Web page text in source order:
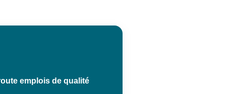
emplois de qualité